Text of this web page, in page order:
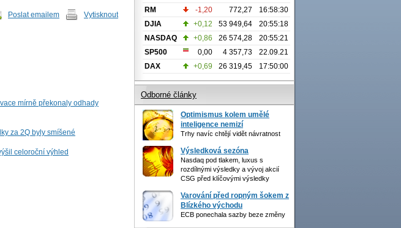
Poslat emailem Vytisknout
mírně překonaly odhady
za 2Q byly smíšené
celoroční výhled
RM
-1,20 772,27
16:58:30
DJIA
+0,12 53 949,64
20:55:18
NASDAQ
+0,86 26 574,28
20:55:21
SP500
0,00 4 357,73
22.09.21
DAX
+0,69 26 319,45 17:50:00
Odborné články
Optimismus kolem umělé
inteligence nemizí
Trhy navíc chtějí vidět návratnost
Výsledková sezóna
Nasdaq pod tlakem, luxus s
rozdílnými výsledky a vývoj akcií
CSG před klíčovými výsledky
Varování před ropným šokem z
Blízkého východu
ECB ponechala sazby beze změny